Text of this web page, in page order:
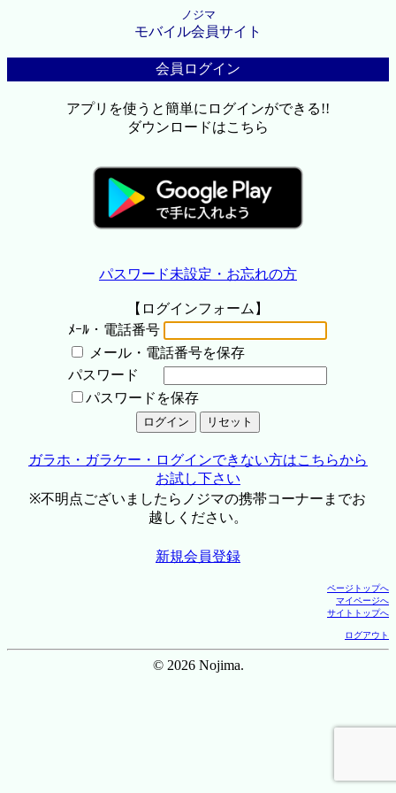
ノジマ
モバイル会員サイト
会員ログイン
アプリを使うと簡単にログインができる!!
ダウンロードはこちら
パスワード未設定・お忘れの方
【ログインフォーム】
ﾒｰﾙ・電話番号
メール・電話番号を保存
パスワード
パスワードを保存
ガラホ・ガラケー・ログインできない方はこちらから
お試し下さい
※不明点ございましたらノジマの携帯コーナーまでお
越しください。
新規会員登録
ページトップへ
マイページへ
サイトトップへ
ログアウト
© 2026 Nojima.